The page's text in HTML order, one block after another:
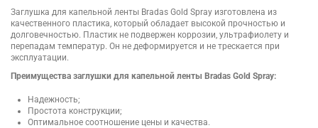
Заглушка для капельной ленты Bradas Gold Spray изготовлена из
качественного пластика, который обладает высокой прочностью и
долговечностью. Пластик не подвержен коррозии, ультрафиолету и
перепадам температур. Он не деформируется и не трескается при
эксплуатации.
Преимущества заглушки для капельной ленты Bradas Gold Spray:
Надежность;
Простота конструкции;
Оптимальное соотношение цены и качества.